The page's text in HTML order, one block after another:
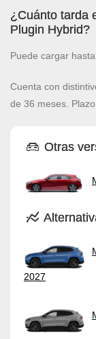
¿Cuánto tarda
Plugin Hybrid?
Puede cargar
Cuenta con
de 36 meses.
Otras
2027